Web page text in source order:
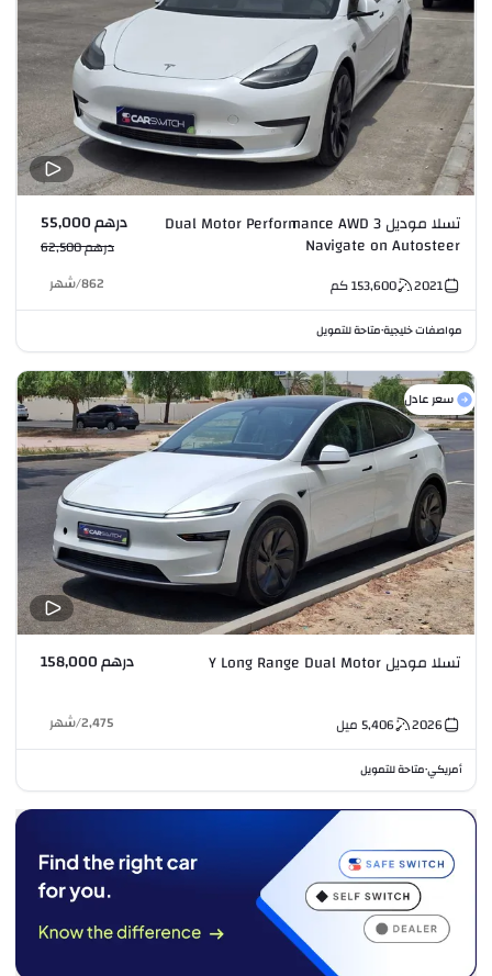
تسلا موديل 3 Dual Motor Performance AWD
Navigate on Autosteer
درهم 55,000
درهم 62,500
2021
153,600كم 862
/شهر
مواصفات خليجية•متاحة للتمويل
سعر عادل
تسلا موديل Y Long Range Dual Motor درهم 158,000
2026
5,406 ميل 2,475
/شهر
أمريكي•متاحة للتمويل